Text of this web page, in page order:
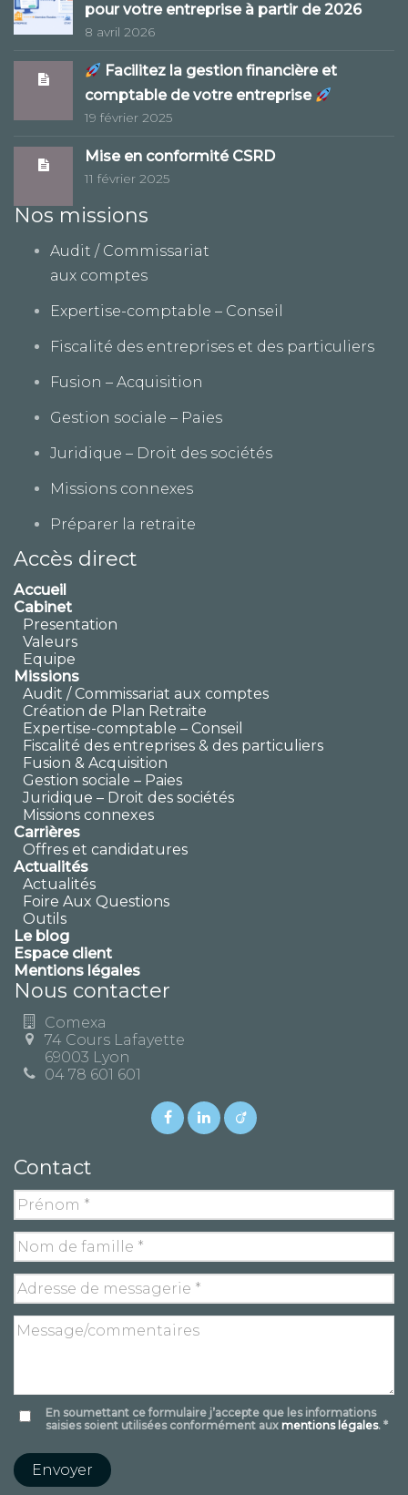
pour votre entreprise à partir de 2026
8 avril 2026
Facilitez la gestion financière et
comptable de votre entreprise
19 février 2025
Mise en conformité CSRD
11 février 2025
Nos missions
Audit / Commissariat
aux comptes
Expertise-comptable – Conseil
Fiscalité des entreprises et des particuliers
Fusion – Acquisition
Gestion sociale – Paies
Juridique – Droit des sociétés
Missions connexes
Préparer la retraite
Accès direct
Accueil
Cabinet
Presentation
Valeurs
Equipe
Missions
Audit / Commissariat aux comptes
Création de Plan Retraite
Expertise-comptable – Conseil
Fiscalité des entreprises & des particuliers
Fusion & Acquisition
Gestion sociale – Paies
Juridique – Droit des sociétés
Missions connexes
Carrières
Offres et candidatures
Actualités
Actualités
Foire Aux Questions
Outils
Le blog
Espace client
Mentions légales
Nous contacter
Comexa
74 Cours Lafayette
69003 Lyon
04 78 601 601
Contact
En soumettant ce formulaire j’accepte que les informations
saisies soient utilisées conformément auxmentions légales. *